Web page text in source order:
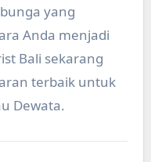
yang
Anda menjadi
Bali sekarang
terbaik untuk
Dewata.